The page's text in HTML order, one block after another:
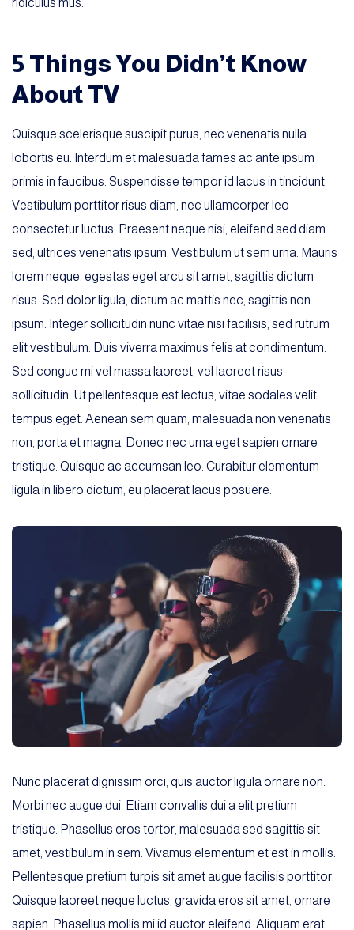
ridiculus mus.
5 Things You Didn’t Know
About TV
Quisque scelerisque suscipit purus, nec venenatis nulla
lobortis eu. Interdum et malesuada fames ac ante ipsum
primis in faucibus. Suspendisse tempor id lacus in tincidunt.
Vestibulum porttitor risus diam, nec ullamcorper leo
consectetur luctus. Praesent neque nisi, eleifend sed diam
sed, ultrices venenatis ipsum. Vestibulum ut sem urna. Mauris
lorem neque, egestas eget arcu sit amet, sagittis dictum
risus. Sed dolor ligula, dictum ac mattis nec, sagittis non
ipsum. Integer sollicitudin nunc vitae nisi facilisis, sed rutrum
elit vestibulum. Duis viverra maximus felis at condimentum.
Sed congue mi vel massa laoreet, vel laoreet risus
sollicitudin. Ut pellentesque est lectus, vitae sodales velit
tempus eget. Aenean sem quam, malesuada non venenatis
non, porta et magna. Donec nec urna eget sapien ornare
tristique. Quisque ac accumsan leo. Curabitur elementum
ligula in libero dictum, eu placerat lacus posuere.
Nunc placerat dignissim orci, quis auctor ligula ornare non.
Morbi nec augue dui. Etiam convallis dui a elit pretium
tristique. Phasellus eros tortor, malesuada sed sagittis sit
amet, vestibulum in sem. Vivamus elementum et est in mollis.
Pellentesque pretium turpis sit amet augue facilisis porttitor.
Quisque laoreet neque luctus, gravida eros sit amet, ornare
sapien. Phasellus mollis mi id auctor eleifend. Aliquam erat